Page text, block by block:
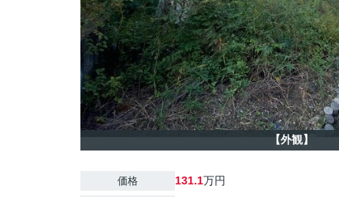
【外観】
価格 131.1万円